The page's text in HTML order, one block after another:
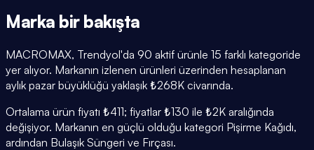
Marka bir bakışta
MACROMAX, Trendyol'da 90 aktif ürünle 15 farklı kategoride
yer alıyor. Markanın izlenen ürünleri üzerinden hesaplanan
aylık pazar büyüklüğü yaklaşık ₺268K civarında.
Ortalama ürün fiyatı ₺411; fiyatlar ₺130 ile ₺2K aralığında
değişiyor. Markanın en güçlü olduğu kategori Pişirme Kağıdı,
ardından Bulaşık Süngeri ve Fırçası.